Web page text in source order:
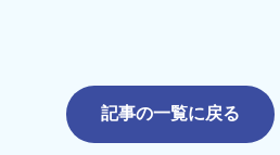
記事の一覧に戻る